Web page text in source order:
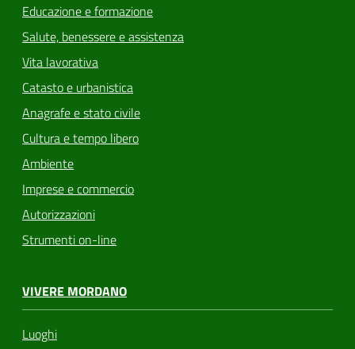
Educazione e formazione
Salute, benessere e assistenza
Vita lavorativa
Catasto e urbanistica
Anagrafe e stato civile
Cultura e tempo libero
Ambiente
Imprese e commercio
Autorizzazioni
Strumenti on-line
VIVERE MORDANO
Luoghi